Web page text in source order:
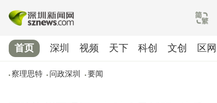
首页
察理思特 问政深圳 要闻
深圳 视频 天下 科创 文创 区网